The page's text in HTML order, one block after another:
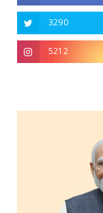
3290
5212